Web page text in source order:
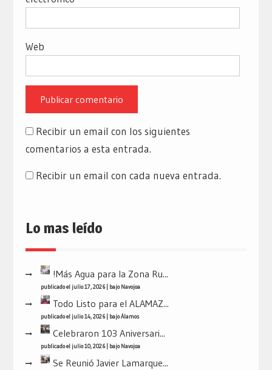
Web
Recibir un email con los siguientes
comentarios a esta entrada.
Recibir un email con cada nueva entrada.
Lo mas leído
!Más Agua para la Zona Ru...
publicado el julio 17, 2026| bajo Navojoa
Todo Listo para el ALAMAZ...
publicado el julio 14, 2026| bajoÁlamos
Celebraron 103 Aniversari...
publicado el julio 10, 2026| bajo Navojoa
Se Reunió Javier Lamarque...